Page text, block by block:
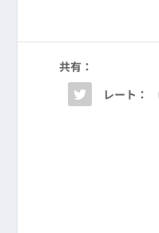
共有：
レート：